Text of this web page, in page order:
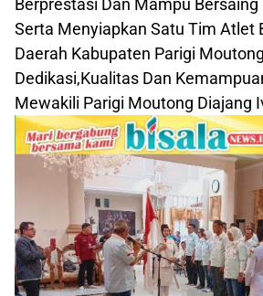
Serta Menyiapkan Satu Tim Atlet
Daerah Kabupaten Parigi
Dedikasi,Kualitas Dan
Mewakili Parigi Moutong Diajang